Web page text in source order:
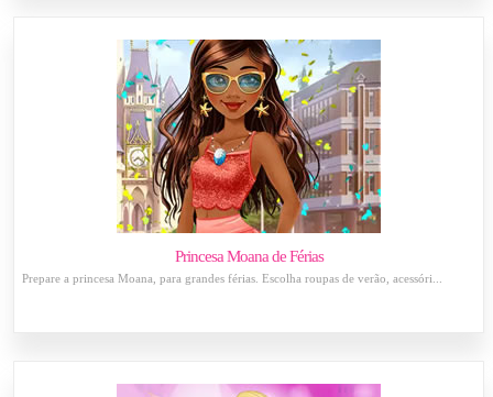
Princesa Moana de Férias
Prepare a princesa Moana, para grandes férias. Escolha roupas de verão, acessóri...